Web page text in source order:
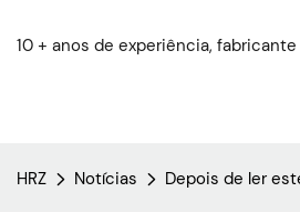
10 + anos de experiência,
HRZ Notícias Depois de ler